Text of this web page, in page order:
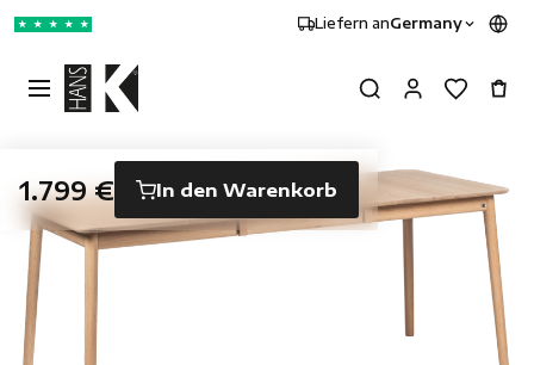
★ ★ ★ ★ ★ Liefern anGermany
1.799 € In den Warenkorb